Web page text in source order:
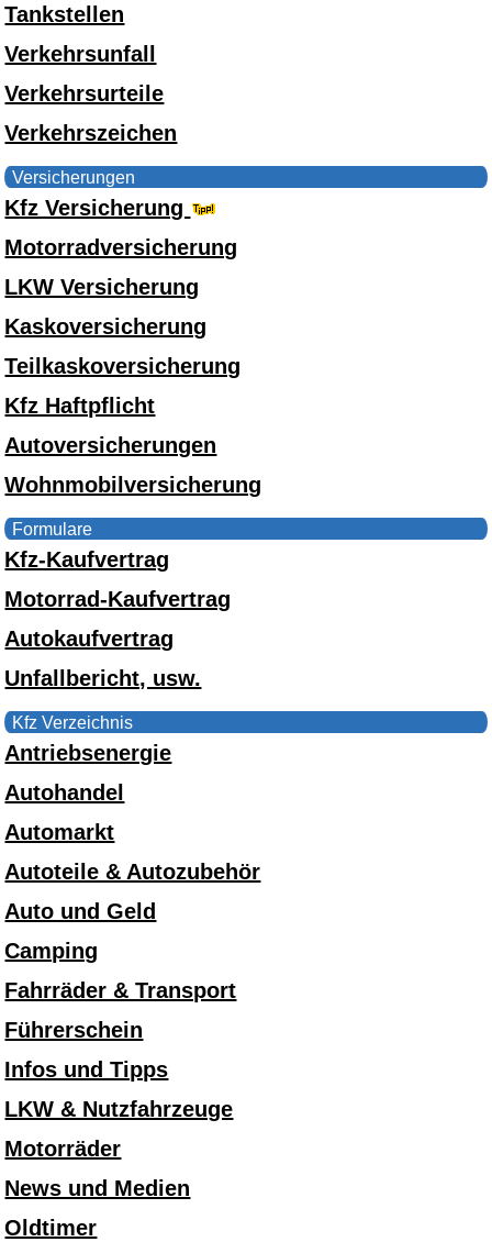
Tankstellen
Verkehrsunfall
Verkehrsurteile
Verkehrszeichen
Versicherungen
Kfz Versicherung
Motorradversicherung
LKW Versicherung
Kaskoversicherung
Teilkaskoversicherung
Kfz Haftpflicht
Autoversicherungen
Wohnmobilversicherung
Formulare
Kfz-Kaufvertrag
Motorrad-Kaufvertrag
Autokaufvertrag
Unfallbericht, usw.
Kfz Verzeichnis
Antriebsenergie
Autohandel
Automarkt
Autoteile & Autozubehör
Auto und Geld
Camping
Fahrräder & Transport
Führerschein
Infos und Tipps
LKW & Nutzfahrzeuge
Motorräder
News und Medien
Oldtimer